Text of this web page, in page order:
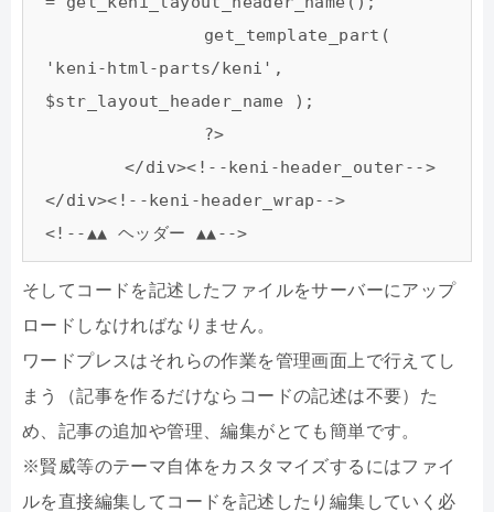
'keni-html-parts/keni',
$str_layout_header_name );
</div><!--keni-header_wrap-->
<!--▲▲ ヘッダー ▲▲-->
そしてコードを記述したファイルをサーバーにアップ
ロードしなければなりません。
ワードプレスはそれらの作業を管理画面上で行えてし
まう（記事を作るだけならコードの記述は不要）た
め、記事の追加や管理、編集がとても簡単です。
※賢威等のテーマ自体をカスタマイズするにはファイ
ルを直接編集してコードを記述したり編集していく必